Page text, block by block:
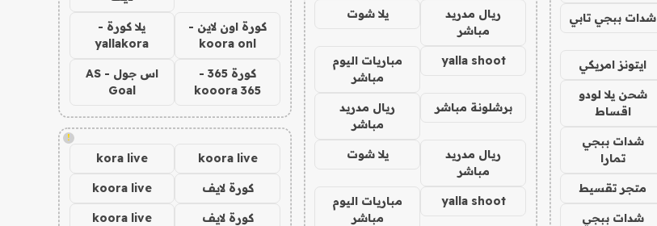
شدات ببجي تابي
ايتونز امريكي
شحن يلا لودو
اقساط
شدات ببجي
تمارا
متجر تقسيط
شدات ببجي
ريال مدريد
مباشر
يلا شوت
yalla shoot
مباريات اليوم
مباشر
برشلونة مباشر
ريال مدريد
مباشر
ريال مدريد
مباشر
يلا شوت
yalla shoot
مباريات اليوم
مباشر
كورة اون لاين -
koora onl
يلا كورة -
yallakora
كورة 365 -
kooora 365
اس جول - AS
Goal
!
koora live
kora live
كورة لايف koora live
كورة لايف koora live